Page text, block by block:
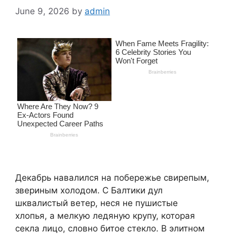
June 9, 2026 by admin
Декабрь навалился на побережье свирепым,
звериным холодом. С Балтики дул
шквалистый ветер, неся не пушистые
хлопья, а мелкую ледяную крупу, которая
секла лицо, словно битое стекло. В элитном